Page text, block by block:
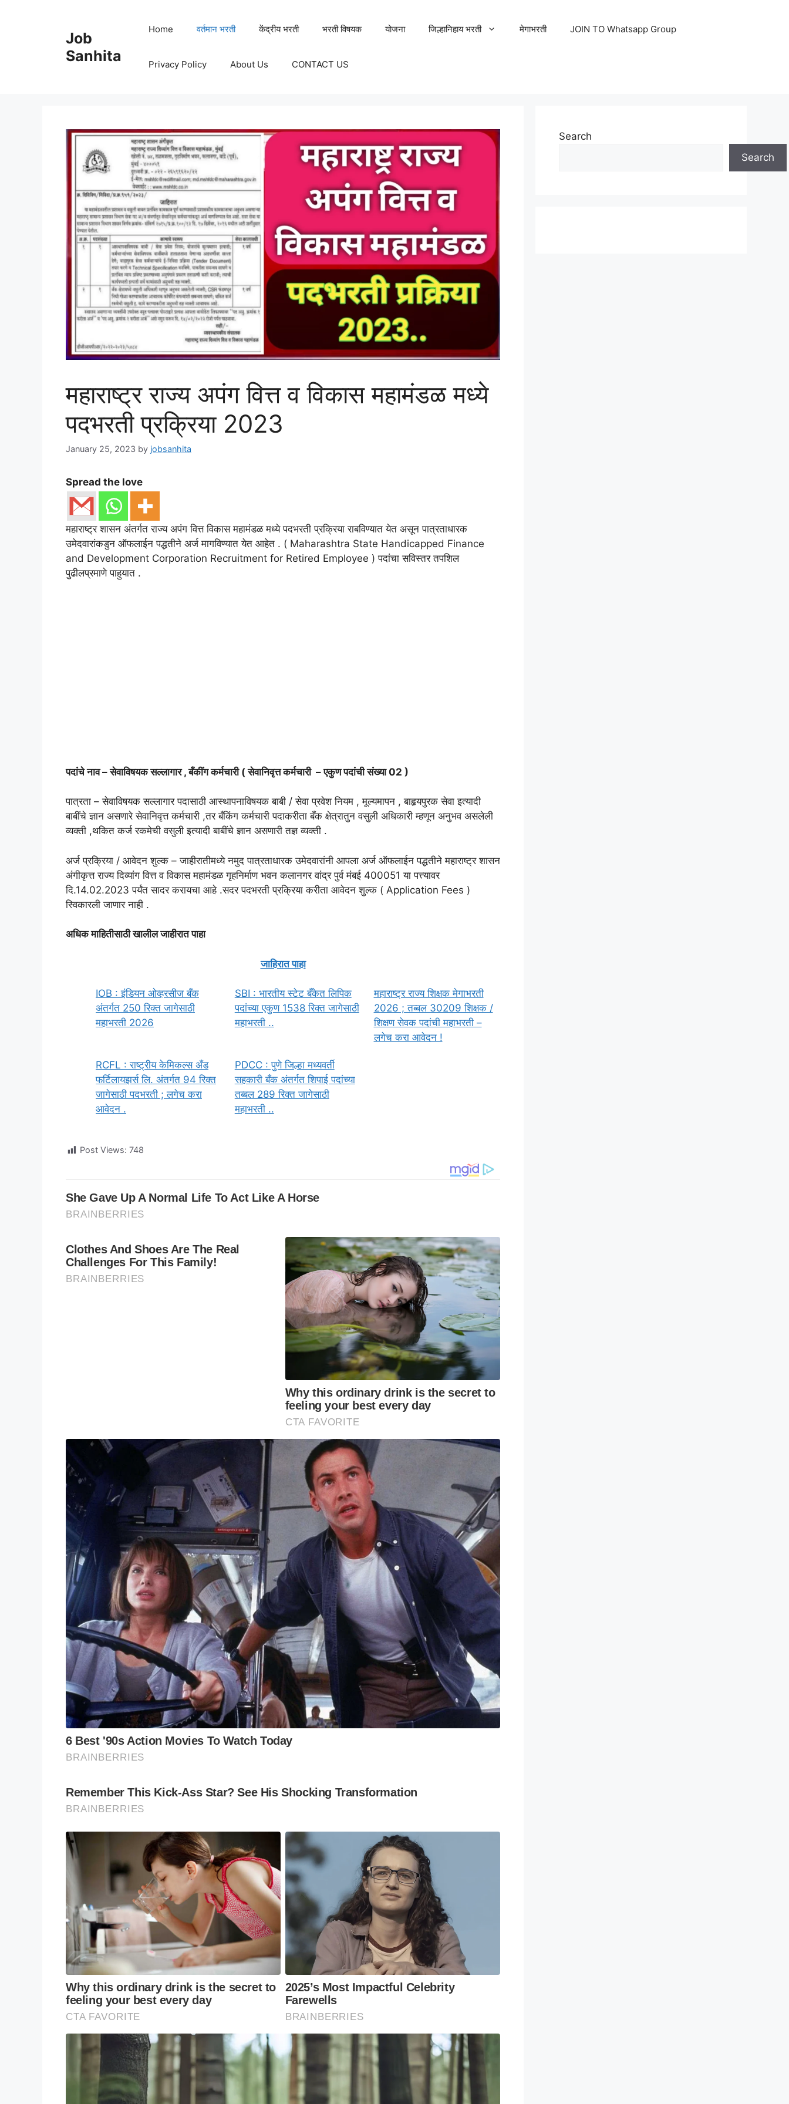
Job
Sanhita
Home वर्तमान भरती केंद्रीय भरती भरती विषयक योजना जिल्हानिहाय भरती मेगाभरती JOIN TO Whatsapp Group
Privacy Policy About Us CONTACT US
महाराष्ट्र राज्य अपंग वित्त व विकास महामंडळ मध्ये
पदभरती प्रक्रिया 2023
January 25, 2023 by jobsanhita
Spread the love
महाराष्ट्र शासन अंतर्गत राज्य अपंग वित्त विकास महामंडळ मध्ये पदभरती प्रक्रिया राबविण्यात येत असून पात्रताधारक
उमेदवारांकडुन ऑफलाईन पद्धतीने अर्ज मागविण्यात येत आहेत . ( Maharashtra State Handicapped Finance
and Development Corporation Recruitment for Retired Employee ) पदांचा सविस्तर तपशिल
पुढीलप्रमाणे पाहुयात .
पदांचे नाव – सेवाविषयक सल्लागार , बँकींग कर्मचारी ( सेवानिवृत्त कर्मचारी – एकुण पदांची संख्या 02 )
पात्रता – सेवाविषयक सल्लागार पदासाठी आस्थापनाविषयक बाबी / सेवा प्रवेश नियम , मूल्यमापन , बाहृयपुरक सेवा इत्यादी
बाबींचे ज्ञान असणारे सेवानिवृत्त कर्मचारी ,तर बँकिंग कर्मचारी पदाकरीता बँक क्षेत्रातुन वसुली अधिकारी म्हणून अनुभव असलेली
व्यक्ती ,थकित कर्ज रकमेची वसुली इत्यादी बाबींचे ज्ञान असणारी तज्ञ व्यक्ती .
अर्ज प्रक्रिया / आवेदन शुल्क – जाहीरातीमध्ये नमुद पात्रताधारक उमेदवारांनी आपला अर्ज ऑफलाईन पद्धतीने महाराष्ट्र शासन
अंगीकृत्त राज्य दिव्यांग वित्त व विकास महामंडळ गृहनिर्माण भवन कलानगर वांद्र पुर्व मंबई 400051 या पत्त्यावर
दि.14.02.2023 पर्यंत सादर करायचा आहे .सदर पदभरती प्रक्रिया करीता आवेदन शुल्क ( Application Fees )
स्विकारली जाणार नाही .
अधिक माहितीसाठी खालील जाहीरात पाहा
जाहिरात पाहा
IOB : इंडियन ओव्हरसीज बँक
अंतर्गत 250 रिक्त जागेसाठी
महाभरती 2026
SBI : भारतीय स्टेट बँकेत लिपिक
पदांच्या एकुण 1538 रिक्त जागेसाठी
महाभरती ..
महाराष्ट्र राज्य शिक्षक मेगाभरती
2026 ; तब्बल 30209 शिक्षक /
शिक्षण सेवक पदांची महाभरती –
लगेच करा आवेदन !
RCFL : राष्ट्रीय केमिकल्स अँड
फर्टिलायझर्स लि. अंतर्गत 94 रिक्त
जागेसाठी पदभरती ; लगेच करा
आवेदन .
PDCC : पुणे जिल्हा मध्यवर्ती
सहकारी बँक अंतर्गत शिपाई पदांच्या
तब्बल 289 रिक्त जागेसाठी
महाभरती ..
Post Views: 748
Search
Search